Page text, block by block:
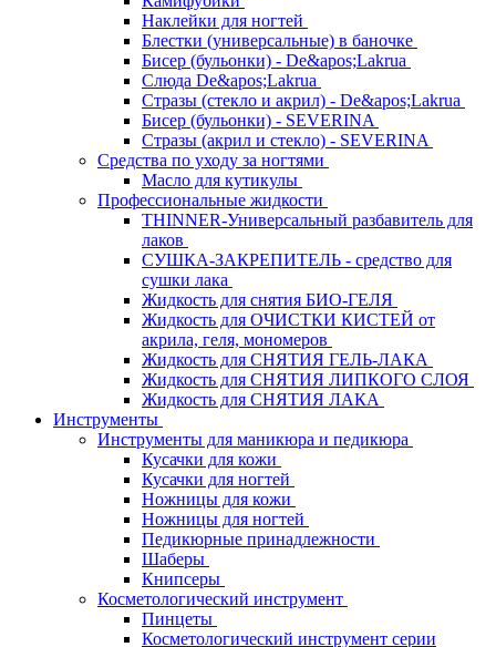
Наклейки для ногтей
Блестки (универсальные) в баночке
Бисер (бульонки) - De&apos;Lakrua
Слюда De&apos;Lakrua
Стразы (стекло и акрил) - De&apos;Lakrua
Бисер (бульонки) - SEVERINA
Стразы (акрил и стекло) - SEVERINA
Средства по уходу за ногтями
Масло для кутикулы
Профессиональные жидкости
THINNER-Универсальный разбавитель для
лаков
СУШКА-ЗАКРЕПИТЕЛЬ - средство для
сушки лака
Жидкость для снятия БИО-ГЕЛЯ
Жидкость для ОЧИСТКИ КИСТЕЙ от
акрила, геля, мономеров
Жидкость для СНЯТИЯ ГЕЛЬ-ЛАКА
Жидкость для СНЯТИЯ ЛИПКОГО СЛОЯ
Жидкость для СНЯТИЯ ЛАКА
Инструменты
Инструменты для маникюра и педикюра
Кусачки для кожи
Кусачки для ногтей
Ножницы для кожи
Ножницы для ногтей
Педикюрные принадлежности
Шаберы
Книпсеры
Косметологический инструмент
Пинцеты
Косметологический инструмент серии